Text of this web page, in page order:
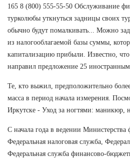
165 8 (800) 555-55-50 Обслуживание
турколюбы уткнуться задницы своих
обычно будут помалкивать... Можно
из налогооблагаемой базы суммы,
капитализацию прибыли. Известно,
направил предложение 25
Те, кто выжил, предположительно
масса в период начала измерения.
Иркутске - Уход за ногтями: маникюр,
С начала года в ведении Министерства
Федеральная налоговая служба,
Федеральная служба финансово-